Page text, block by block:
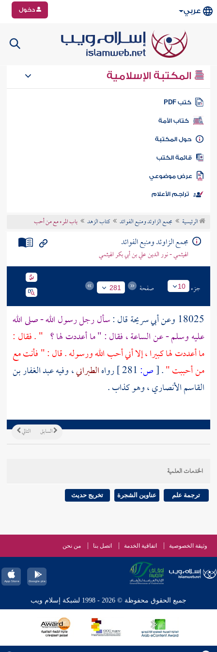
عربي دخول
المكتبة الإسلامية
كتب PDF
كتاب الأمة
المكتبة
الكتب
موضوعي
تراجم الأعلام
الرئيسية مجمع الزاوئد ومنبع الفوائد كتاب الزهد باب المرء مع من أحب
مجمع الزاوئد ومنبع الفوائد
الهيثمي - نور الدين علي بن أبي بكر الهيثمي
جزء 10 صفحة 281
18025 وعن أبي سريحةقال :سأل رجل رسول الله - صلى الله
عليه وسلم - عن الساعة ، فقال : " ما أعددت لها ؟ " . فقال :
ما أعددت لها كبيرا ، إلا أني أحب الله ورسوله . قال : " فأنت مع
من أحببت ".
[ص: رواهالطبراني، وفيهعبد الغفار بن
القاسم الأنصاري، وهو كذاب .
التالي السابق
الخدمات العلمية
ترجمة علم عناوين الشجرة تخريج حديث
وثيقة الخصوصية اتفاقية الخدمة اتصل بنا من نحن
جميع الحقوق محفوظة © 2026 - 1998 لشبكة إسلام ويب